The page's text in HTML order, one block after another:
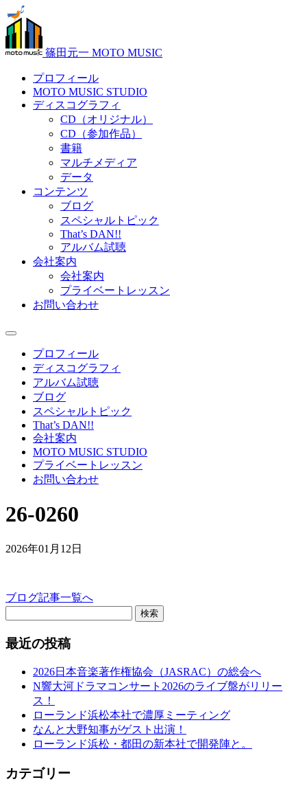
篠田元一 MOTO MUSIC
プロフィール
MOTO MUSIC STUDIO
ディスコグラフィ
CD（オリジナル）
CD（参加作品）
書籍
マルチメディア
データ
コンテンツ
ブログ
スペシャルトピック
That’s DAN!!
アルバム試聴
会社案内
会社案内
プライベートレッスン
お問い合わせ
プロフィール
ディスコグラフィ
アルバム試聴
ブログ
スペシャルトピック
That’s DAN!!
会社案内
MOTO MUSIC STUDIO
プライベートレッスン
お問い合わせ
26-0260
2026年01月12日
ブログ記事一覧へ
検索
最近の投稿
2026日本音楽著作権協会（JASRAC）の総会へ
N響大河ドラマコンサート2026のライブ盤がリリー
ス！
ローランド浜松本社で濃厚ミーティング
なんと大野知事がゲスト出演！
ローランド浜松・都田の新本社で開発陣と。
カテゴリー